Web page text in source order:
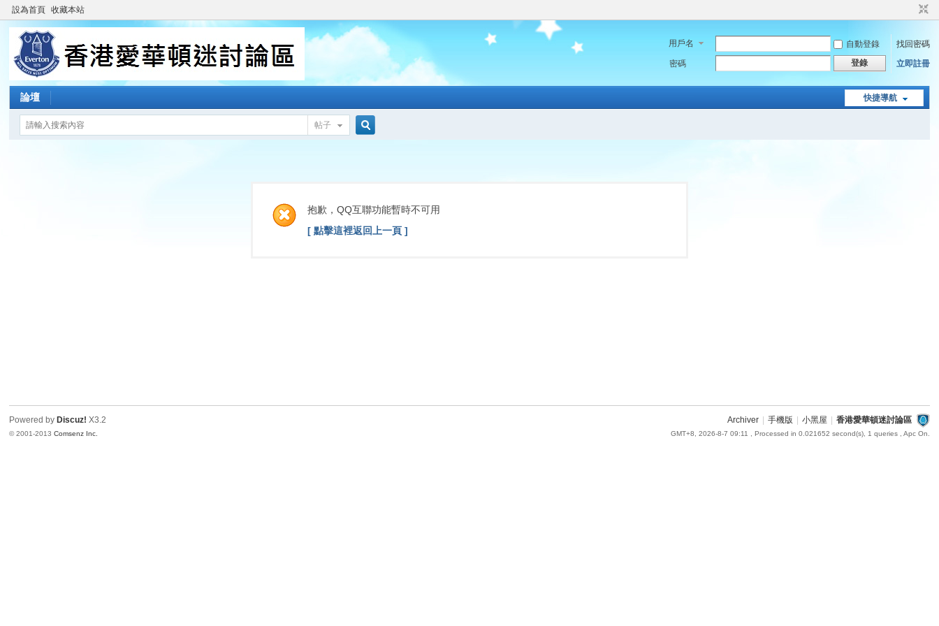
設為首頁 收藏本站
用戶名 自動登錄
找回密碼
密碼
登錄 立即註冊
快捷導航
論壇
帖子
索
抱歉，QQ互聯功能暫時不可用
[ 點擊這裡返回上一頁 ]
Archiver 手機版 小黑屋 香港愛華頓迷討論區
GMT+8, 2026-8-7 09:11 , Processed in 0.021652 second(s), 1 queries , Apc On.
Powered by Discuz! X3.2
© 2001-2013Comsenz Inc.